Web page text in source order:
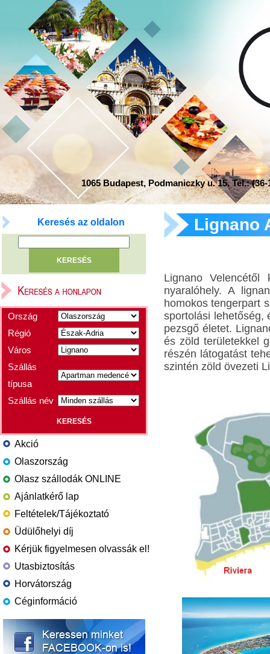
1065 Budapest, Podmaniczky u. 15. Tel.:
Lignano
Lignano
nyaralóhely. A
homokos tengerpart
sportolási lehetőség,
pezsgő életet.
és zöld területekkel
részén látogatást
szintén zöld övezeti
Keresés az oldalon
Ország
Régió
Város
Szállás
típusa
Szállás név
Akció
Olaszország
Olasz szállodák ONLINE
Ajánlatkérő lap
Feltételek/Tájékoztató
Üdülőhelyi díj
Kérjük figyelmesen olvassák el!
Utasbiztosítás
Horvátország
Céginformáció